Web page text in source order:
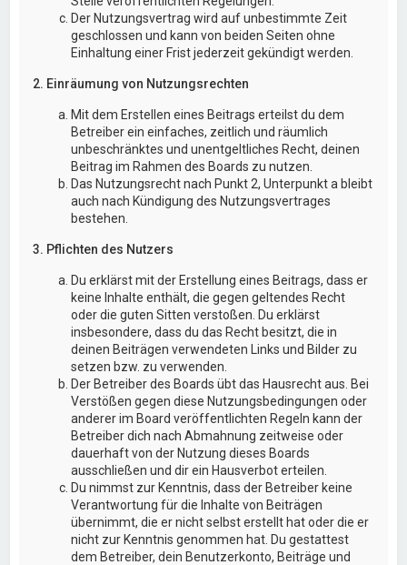
Der Nutzungsvertrag wird auf unbestimmte Zeit
geschlossen und kann von beiden Seiten ohne
Einhaltung einer Frist jederzeit gekündigt werden.
2. Einräumung von Nutzungsrechten
Mit dem Erstellen eines Beitrags erteilst du dem
Betreiber ein einfaches, zeitlich und räumlich
unbeschränktes und unentgeltliches Recht, deinen
Beitrag im Rahmen des Boards zu nutzen.
Das Nutzungsrecht nach Punkt 2, Unterpunkt a bleibt
auch nach Kündigung des Nutzungsvertrages
bestehen.
3. Pflichten des Nutzers
Du erklärst mit der Erstellung eines Beitrags, dass er
keine Inhalte enthält, die gegen geltendes Recht
oder die guten Sitten verstoßen. Du erklärst
insbesondere, dass du das Recht besitzt, die in
deinen Beiträgen verwendeten Links und Bilder zu
setzen bzw. zu verwenden.
Der Betreiber des Boards übt das Hausrecht aus. Bei
Verstößen gegen diese Nutzungsbedingungen oder
anderer im Board veröffentlichten Regeln kann der
Betreiber dich nach Abmahnung zeitweise oder
dauerhaft von der Nutzung dieses Boards
ausschließen und dir ein Hausverbot erteilen.
Du nimmst zur Kenntnis, dass der Betreiber keine
Verantwortung für die Inhalte von Beiträgen
übernimmt, die er nicht selbst erstellt hat oder die er
nicht zur Kenntnis genommen hat. Du gestattest
dem Betreiber, dein Benutzerkonto, Beiträge und